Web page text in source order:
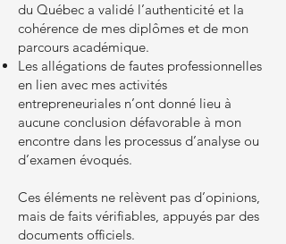
du Québec a validé l’authenticité et la
cohérence de mes diplômes et de mon
parcours académique.
Les allégations de fautes professionnelles
en lien avec mes activités
entrepreneuriales n’ont donné lieu à
aucune conclusion défavorable à mon
encontre dans les processus d’analyse ou
d’examen évoqués.
Ces éléments ne relèvent pas d’opinions,
mais de faits vérifiables, appuyés par des
documents officiels.